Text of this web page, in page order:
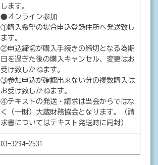
します。
●オンライン参加
①購入希望の場合申込登録住所へ発送致し
ます。
②申込締切が購入手続きの締切となる為期
日を過ぎた後の購入キャンセル、変更はお
受け致しかねます。
③参加申込が確認出来ない分の複数購入は
お受け致しかねます。
④テキストの発送・請求は当会からではな
く（一財）大蔵財務協会となります。（請
求書についてはテキスト発送時に同封）
03-3294-2531